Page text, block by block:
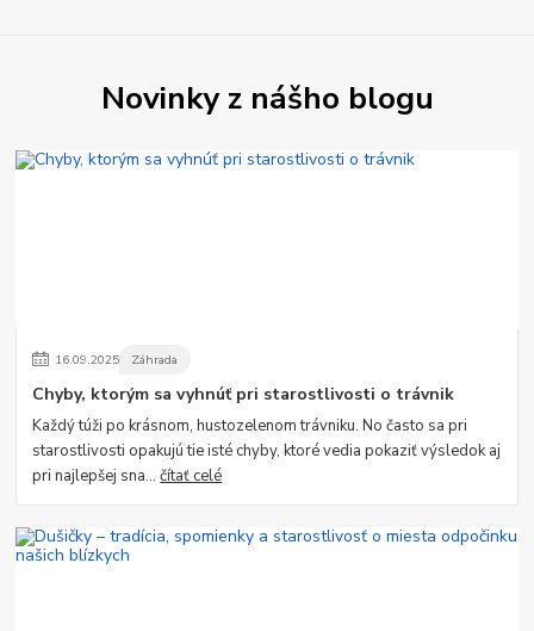
Novinky z nášho blogu
16.09.2025 Záhrada
Chyby, ktorým sa vyhnúť pri starostlivosti o trávnik
Každý túži po krásnom, hustozelenom trávniku. No často sa pri
starostlivosti opakujú tie isté chyby, ktoré vedia pokaziť výsledok aj
pri najlepšej sna...čítať celé